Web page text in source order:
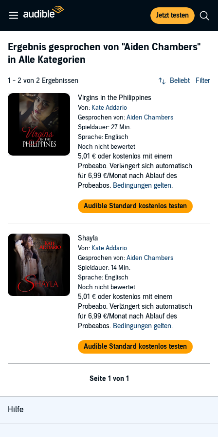
Jetzt testen
Ergebnis gesprochen von "Aiden Chambers"
in Alle Kategorien
1 - 2 von 2 Ergebnissen Beliebt Filter
Virgins in the Philippines
Von: Kate Addario
Gesprochen von:Aiden Chambers
Spieldauer: 27 Min.
Sprache: Englisch
Noch nicht bewertet
5,01 € oder kostenlos mit einem
Probeabo. Verlängert sich automatisch
für 6,99 €/Monat nach Ablauf des
Probeabos. Bedingungen gelten.
Audible Standard kostenlos testen
Shayla
Von: Kate Addario
Gesprochen von:Aiden Chambers
Spieldauer: 14 Min.
Sprache: Englisch
Noch nicht bewertet
5,01 € oder kostenlos mit einem
Probeabo. Verlängert sich automatisch
für 6,99 €/Monat nach Ablauf des
Probeabos. Bedingungen gelten.
Audible Standard kostenlos testen
Seite 1 von 1
Hilfe